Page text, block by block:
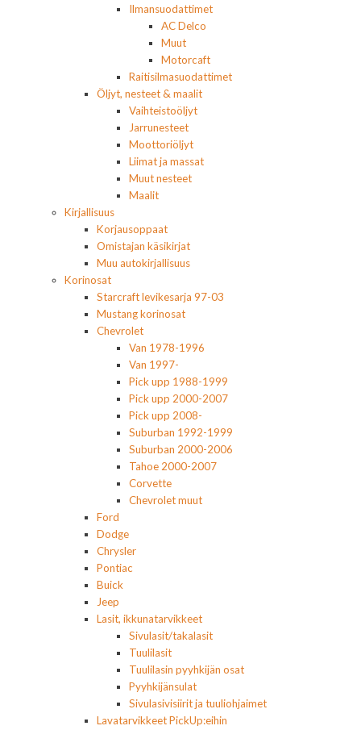
Ilmansuodattimet
AC Delco
Muut
Motorcaft
Raitisilmasuodattimet
Öljyt, nesteet & maalit
Vaihteistoöljyt
Jarrunesteet
Moottoriöljyt
Liimat ja massat
Muut nesteet
Maalit
Kirjallisuus
Korjausoppaat
Omistajan käsikirjat
Muu autokirjallisuus
Korinosat
Starcraft levikesarja 97-03
Mustang korinosat
Chevrolet
Van 1978-1996
Van 1997-
Pick upp 1988-1999
Pick upp 2000-2007
Pick upp 2008-
Suburban 1992-1999
Suburban 2000-2006
Tahoe 2000-2007
Corvette
Chevrolet muut
Ford
Dodge
Chrysler
Pontiac
Buick
Jeep
Lasit, ikkunatarvikkeet
Sivulasit/takalasit
Tuulilasit
Tuulilasin pyyhkijän osat
Pyyhkijänsulat
Sivulasivisiirit ja tuuliohjaimet
Lavatarvikkeet PickUp:eihin